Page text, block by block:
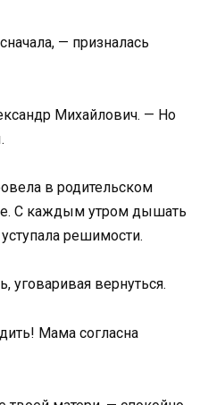
— призналась
Михайлович. — Но
в родительском
С каждым утром дышать
решимости.
уговаривая вернуться.
Мама согласна